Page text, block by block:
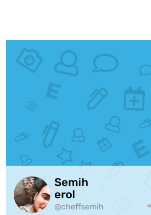
Semih
erol
@cheffsemih